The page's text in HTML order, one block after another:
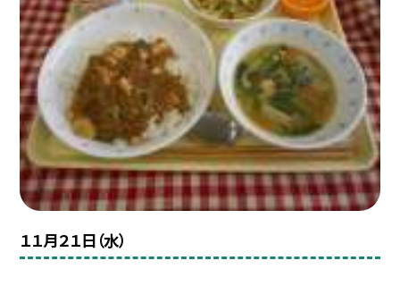
１１月２１日（水）